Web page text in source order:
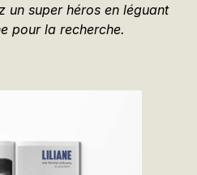
un super héros en léguant
pour la recherche.